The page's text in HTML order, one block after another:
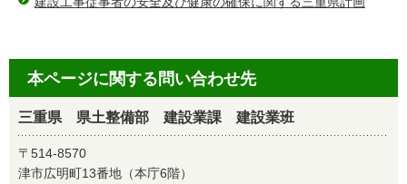
本ページに関する問い合わせ先
三重県 県土整備部 建設業課 建設業班
〒514-8570
津市広明町13番地（本庁6階）